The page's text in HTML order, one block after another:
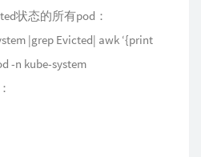
状态的所有pod：
|grep Evicted| awk ‘{print
-n kube-system